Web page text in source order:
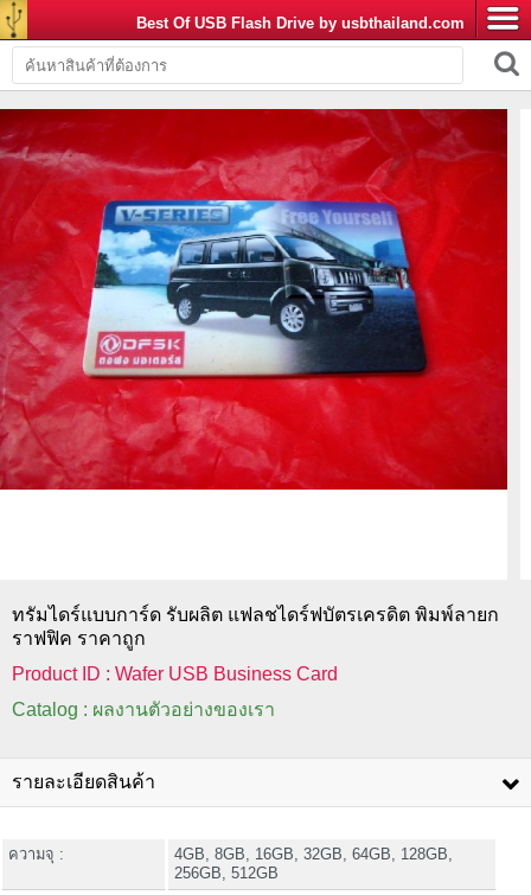
Best Of USB Flash Drive by usbthailand.com
ทรัมไดร์แบบการ์ด รับผลิต แฟลชไดร์ฟบัตรเครดิต พิมพ์ลายก
ราฟฟิค ราคาถูก
Product ID : Wafer USB Business Card
Catalog : ผลงานตัวอย่างของเรา
รายละเอียดสินค้า
ความจุ :
4GB, 8GB, 16GB, 32GB, 64GB, 128GB,
256GB, 512GB